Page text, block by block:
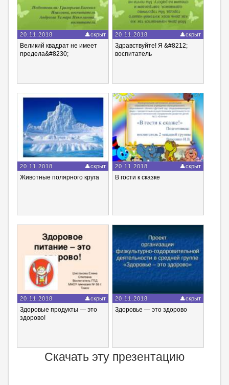
20.11.2018 скрыт
Великий квадрат не имеет
предела&#8230;
20.11.2018 скрыт
Здравствуйте! Я &#8212;
воспитатель
20.11.2018 скрыт
Животные полярного круга
20.11.2018 скрыт
В гости к сказке
20.11.2018 скрыт
Здоровые продукты — это
здорово!
20.11.2018 скрыт
Здоровье — это здорово
Скачать эту презентацию